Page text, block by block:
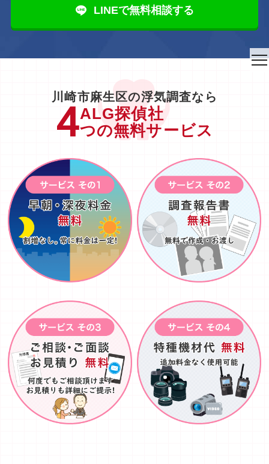
LINEで無料相談する
川崎市麻生区の浮気調査なら
ALG探偵社
つの無料サービス